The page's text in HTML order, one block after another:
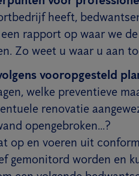
heeft,
rapport op waar we
Zo weet u waar u aan
vooropgesteld
welke preventieve
renovatie
opengebroken...?
op en voeren uit
gemonitord worden en